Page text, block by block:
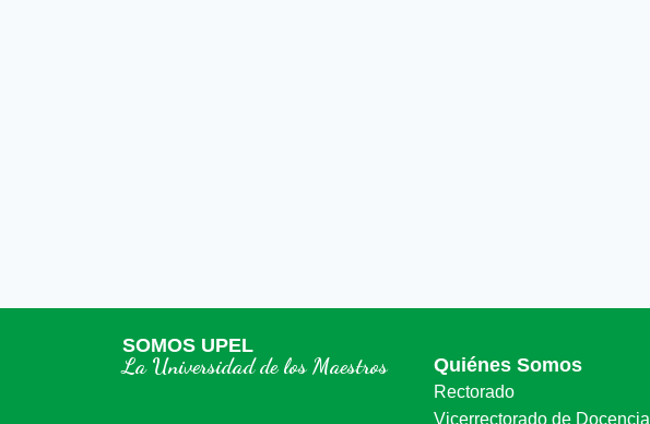
SOMOS UPEL
La Universidad de los Maestros Quiénes Somos
Rectorado
Vicerrectorado de Docencia